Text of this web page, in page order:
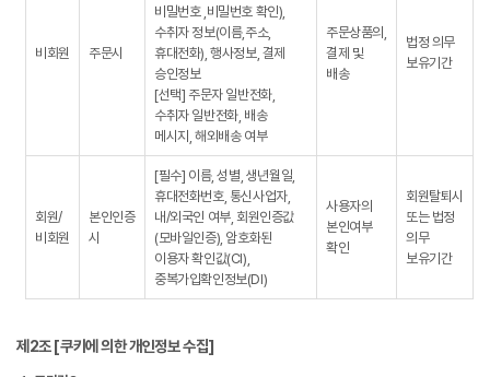
비회원 주문시
비밀번호 ,비밀번호 확인),
수취자 정보(이름,주소,
휴대전화), 행사정보, 결제
승인정보
[선택] 주문자 일반전화,
수취자 일반전화, 배송
메시지, 해외배송 여부
주문상품의,
결제 및
배송
법정 의무
보유기간
회원/
비회원
본인인증
시
[필수] 이름, 성별, 생년월일,
휴대전화번호, 통신사업자,
내/외국인 여부, 회원인증값
(모바일인증), 암호화된
이용자 확인값(CI),
중복가입확인정보(DI)
사용자의
본인여부
확인
회원탈퇴시
또는 법정
의무
보유기간
제2조 [쿠키에 의한 개인정보 수집]